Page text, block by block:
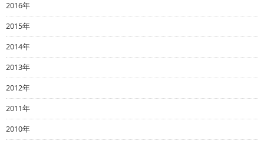
2016年
2015年
2014年
2013年
2012年
2011年
2010年